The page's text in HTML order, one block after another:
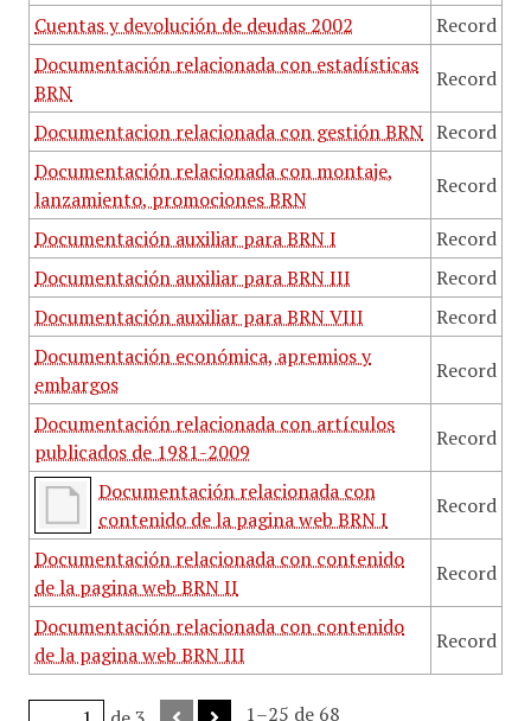
Cuentas y devolución de deudas 2002
Record
Documentación relacionada con estadísticas
BRN
Record
Documentacion relacionada con gestión BRN Record
Documentación relacionada con montaje,
lanzamiento, promociones BRN
Record
Documentación auxiliar para BRN I
Record
Documentación auxiliar para BRN III
Record
Documentación auxiliar para BRN VIII
Record
Documentación económica, apremios y
embargos
Record
Documentación relacionada con artículos
publicados de 1981-2009
Record
Documentación relacionada con
contenido de la pagina web BRN I
Record
Documentación relacionada con contenido
de la pagina web BRN II
Record
Documentación relacionada con contenido
de la pagina web BRN III
Record
1–25 de 68